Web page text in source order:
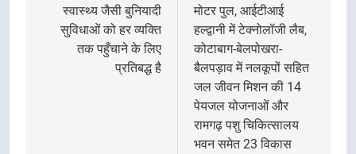
स्वास्थ्य जैसी बुनियादी
सुविधाओं को हर व्यक्ति
तक पहुँचाने के लिए
प्रतिबद्ध है
मोटर पुल, आईटीआई
हल्द्वानी में टेक्नोलॉजी लैब,
कोटाबाग-बेलपोखरा-
बैलपड़ाव में नलकूपों सहित
जल जीवन मिशन की 14
पेयजल योजनाओं और
रामगढ़ पशु चिकित्सालय
भवन समेत 23 विकास